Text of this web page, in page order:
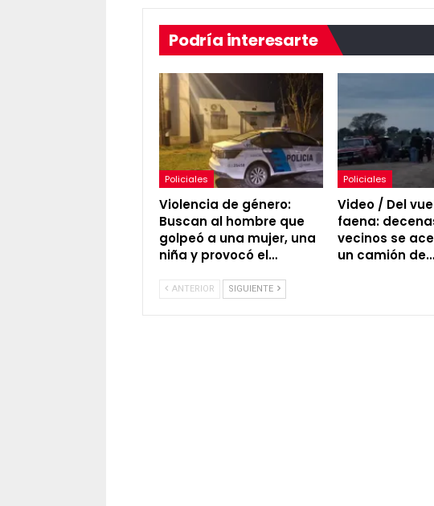
Podría interesarte
Policiales
Violencia de género:
Buscan al hombre que
golpeó a una mujer, una
niña y provocó el…
Policiales
Video / Del
faena:
vecinos se
un camión de…
ANTERIOR SIGUIENTE